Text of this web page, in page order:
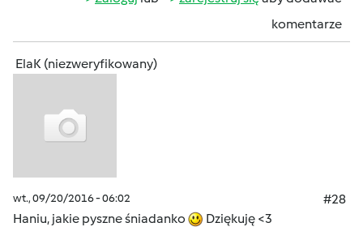
komentarze
ElaK (niezweryfikowany)
wt., 09/20/2016 - 06:02
#28
Haniu, jakie pyszne śniadanko
Dziękuję <3